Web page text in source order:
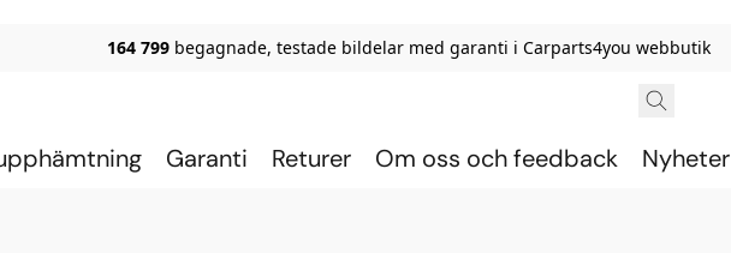
164 799 begagnade, testade bildelar med garanti i Carparts4you webbutik
Garanti Returer Om oss och feedback Nyheter